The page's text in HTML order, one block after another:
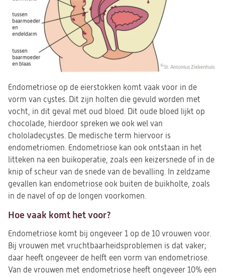
Endometriose op de eierstokken komt vaak voor in de
vorm van cystes. Dit zijn holten die gevuld worden met
vocht, in dit geval met oud bloed. Dit oude bloed lijkt op
chocolade, hierdoor spreken we ook wel van
chololadecystes. De medische term hiervoor is
endometriomen. Endometriose kan ook ontstaan in het
litteken na een buikoperatie, zoals een keizersnede of in de
knip of scheur van de snede van de bevalling. In zeldzame
gevallen kan endometriose ook buiten de buikholte, zoals
in de navel of op de longen voorkomen.
Hoe vaak komt het voor?
Endometriose komt bij ongeveer 1 op de 10 vrouwen voor.
Bij vrouwen met vruchtbaarheidsproblemen is dat vaker;
daar heeft ongeveer de helft een vorm van endometriose.
Van de vrouwen met endometriose heeft ongeveer 10% een